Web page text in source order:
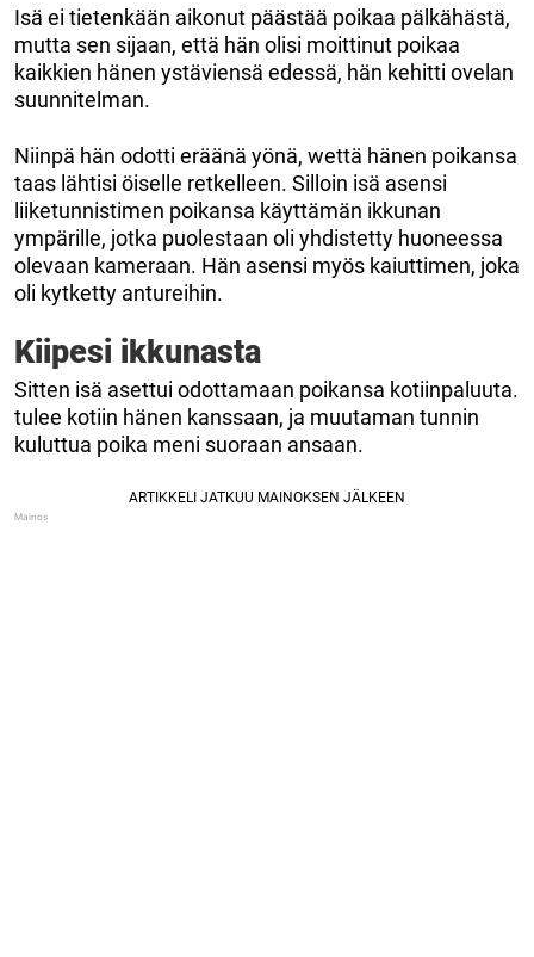
Isä ei tietenkään aikonut päästää poikaa pälkähästä,
mutta sen sijaan, että hän olisi moittinut poikaa
kaikkien hänen ystäviensä edessä, hän kehitti ovelan
suunnitelman.
Niinpä hän odotti eräänä yönä, wettä hänen poikansa
taas lähtisi öiselle retkelleen. Silloin isä asensi
liiketunnistimen poikansa käyttämän ikkunan
ympärille, jotka puolestaan ​​oli yhdistetty huoneessa
olevaan kameraan. Hän asensi myös kaiuttimen, joka
oli kytketty antureihin.
Kiipesi ikkunasta
Sitten isä asettui odottamaan poikansa kotiinpaluuta.
tulee kotiin hänen kanssaan, ja muutaman tunnin
kuluttua poika meni suoraan ansaan.